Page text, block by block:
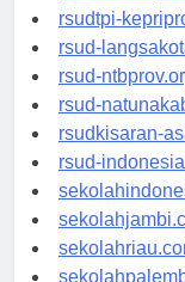
rsud-
rsudtpi-
rsud-
rsud-
rsud-
rsudkisaran-
rsud-